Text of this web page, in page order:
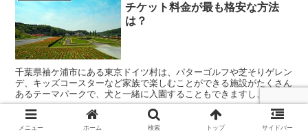
チケット料金が最も格安な方法
は？
千葉県袖ケ浦市にある東京ドイツ村は、パターゴルフや芝そりゲレン
デ、キッズコースターなど家族で楽しむことができる施設がたくさん
あるテーマパークで、犬と一緒に入園することもできますし、冬にな
るとイルミネーションも好評な人気観光スポットになって...
メニュー ホーム 検索 トップ サイドバー